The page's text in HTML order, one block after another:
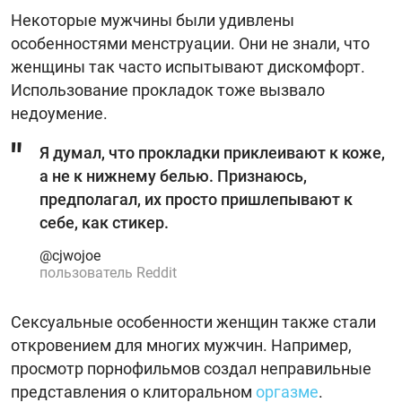
Некоторые мужчины были удивлены
особенностями менструации. Они не знали, что
женщины так часто испытывают дискомфорт.
Использование прокладок тоже вызвало
недоумение.
Я думал, что прокладки приклеивают к коже,
а не к нижнему белью. Признаюсь,
предполагал, их просто пришлепывают к
себе, как стикер.
@cjwojoe
пользователь Reddit
Сексуальные особенности женщин также стали
откровением для многих мужчин. Например,
просмотр порнофильмов создал неправильные
представления о клиторальном оргазме.